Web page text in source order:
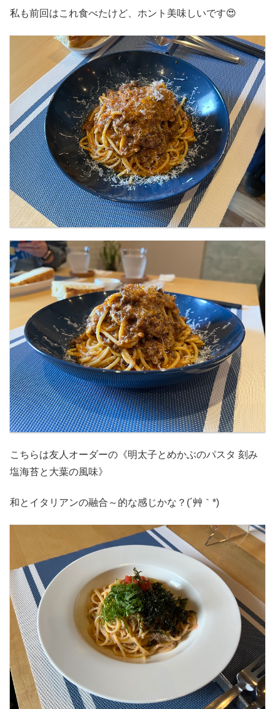
私も前回はこれ食べたけど、ホント美味しいです😍
こちらは友人オーダーの《明太子とめかぶのパスタ 刻み
塩海苔と大葉の風味》
和とイタリアンの融合～的な感じかな？(´艸｀*)